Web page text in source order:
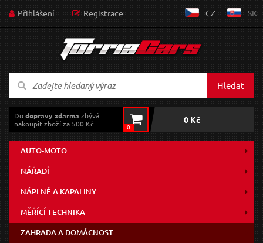
Přihlášení Registrace CZ SK
Hledat
Dodopravy zdarma zbývá
nakoupit zboží za 500 Kč
0
0 Kč
AUTO-MOTO
NÁŘADÍ
NÁPLNĚ A KAPALINY
MĚŘÍCÍ TECHNIKA
ZAHRADA A DOMÁCNOST